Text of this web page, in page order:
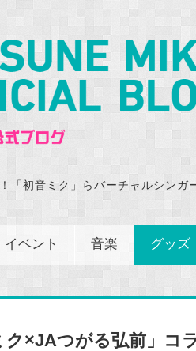
「初音ミク」らバーチャルシンガ
イベント 音楽 グッズ
ク×JAつがる弘前」コ